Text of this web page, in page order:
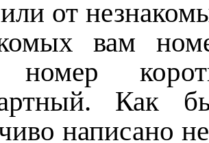
от
вам
номер
Как
написано